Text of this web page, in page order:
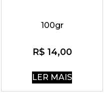
100gr
R$ 14,00
LER MAIS